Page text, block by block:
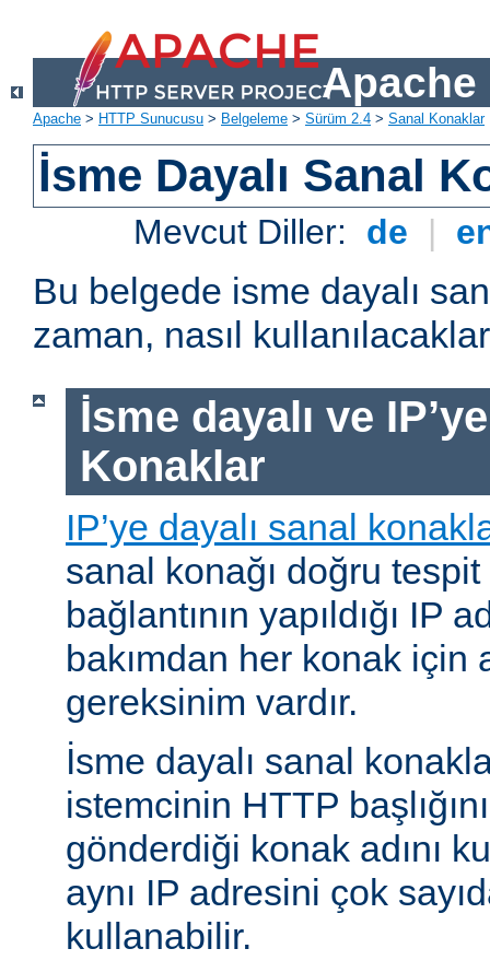
Apache
Apache > HTTP Sunucusu > Belgeleme > Sürüm 2.4 > Sanal Konaklar
İsme Dayalı Sanal
Mevcut Diller: de |
Bu belgede isme dayalı
zaman, nasıl
İsme dayalı ve
Konaklar
IP’ye dayalı sanal
sanal konağı doğru
bağlantının yapıldığı IP
bakımdan her konak için
gereksinim vardır.
İsme dayalı sanal
istemcinin HTTP
gönderdiği konak adını
aynı IP adresini çok
kullanabilir.